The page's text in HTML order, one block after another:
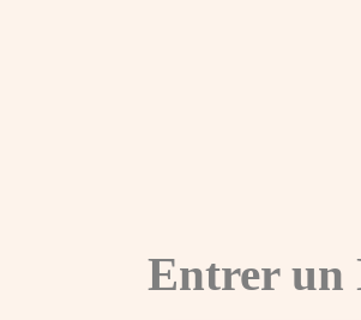
Entrer un